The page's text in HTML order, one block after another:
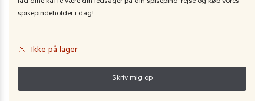
lad dine katte være din ledsager på din spisepind-rejse og køb vores
spisepindeholder i dag!
Ikke på lager